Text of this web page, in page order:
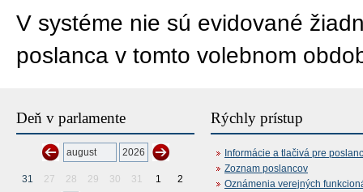
V systéme nie sú evidované
poslanca v tomto volebnom
Deň v parlamente
31 27 28 29 30 31 1
2
Rýchly prístup
Informácie a tlačivá pre
Zoznam poslancov
Oznámenia verejných